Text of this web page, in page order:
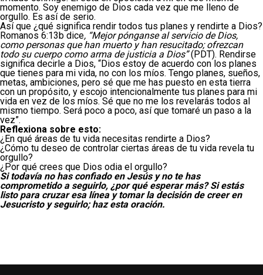
momento. Soy enemigo de Dios cada vez que me lleno de
orgullo. Es así de serio.
Así que ¿qué significa rendir todos tus planes y rendirte a Dios?
Romanos 6:13b dice, “Mejor pónganse al servicio de Dios,
como personas que han muerto y han resucitado; ofrezcan
todo su cuerpo como arma de justicia a Dios”(PDT). Rendirse
significa decirle a Dios, “Dios estoy de acuerdo con los planes
que tienes para mi vida, no con los míos. Tengo planes, sueños,
metas, ambiciones, pero sé que me has puesto en esta tierra
con un propósito, y escojo intencionalmente tus planes para mi
vida en vez de los míos. Sé que no me los revelarás todos al
mismo tiempo. Será poco a poco, así que tomaré un paso a la
vez”.
Reflexiona sobre esto:
¿En qué áreas de tu vida necesitas rendirte a Dios?
¿Cómo tu deseo de controlar ciertas áreas de tu vida revela tu
orgullo?
¿Por qué crees que Dios odia el orgullo?
Si todavía no has confiado en Jesús y no te has
comprometido a seguirlo, ¿por qué esperar más? Si estás
listo para cruzar esa línea y tomar la decisión de creer en
Jesucristo y seguirlo; haz esta oración.